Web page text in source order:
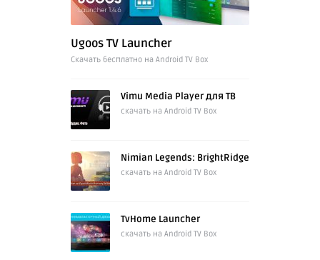
Ugoos TV Launcher
Cкачать бесплатно на Android TV Box
Vimu Media Player для ТВ
скачать на Android TV Box
Nimian Legends: BrightRidge
скачать на Android TV Box
TvHome Launcher
скачать на Android TV Box